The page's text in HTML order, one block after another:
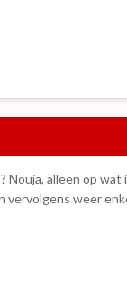
alleen op
weer